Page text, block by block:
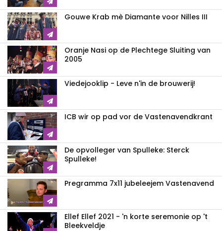
Gouwe Krab mè Diamante voor Nilles III
Oranje Nasi op de Plechtege Sluiting van
2005
Viedejooklip - Leve n'in de brouwerij!
ICB wir op pad vor de Vastenavendkrant
De opvolleger van Spulleke: Sterck
Spulleke!
Pregramma 7x11 jubeleejem Vastenavend
Ellef Ellef 2021 - 'n korte seremonie op 't
Bleekveldje